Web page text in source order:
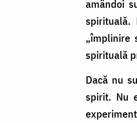
amândoi
spirituală.
„împlinire
spirituală
Dacă nu
spirit. Nu